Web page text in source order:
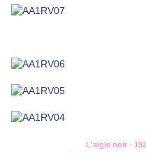
L'aigle noir -